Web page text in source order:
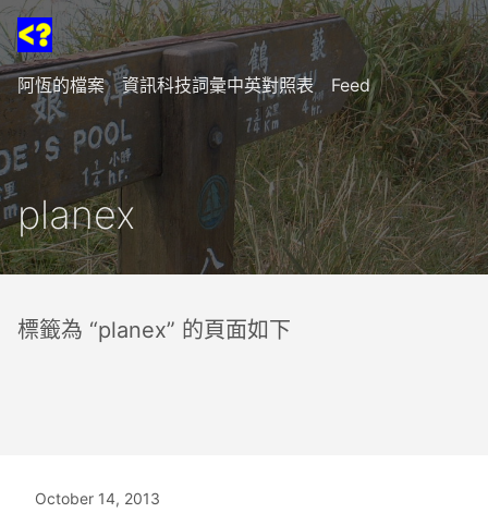
阿恆的檔案 資訊科技詞彙中英對照表 Feed
planex
標籤為 “planex” 的頁面如下
October 14, 2013